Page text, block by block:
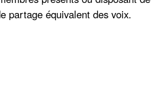
partage équivalent des voix.